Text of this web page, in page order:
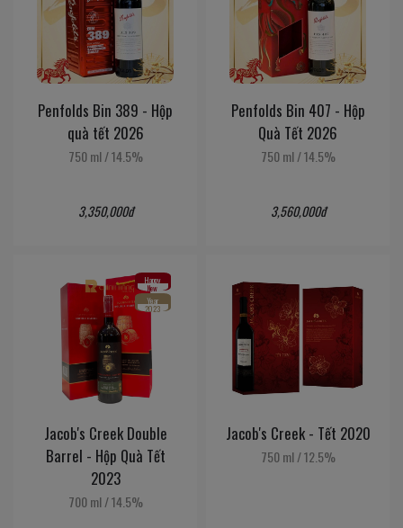
Penfolds Bin 389 - Hộp
quà tết 2026
750 ml/14.5%
3,350,000đ
Penfolds Bin 407 - Hộp
Quà Tết 2026
750 ml/14.5%
3,560,000đ
Happy
New
Year
2023
Jacob's Creek Double
Barrel - Hộp Quà Tết
2023
700 ml /14.5%
Jacob's Creek - Tết 2020
750 ml /12.5%